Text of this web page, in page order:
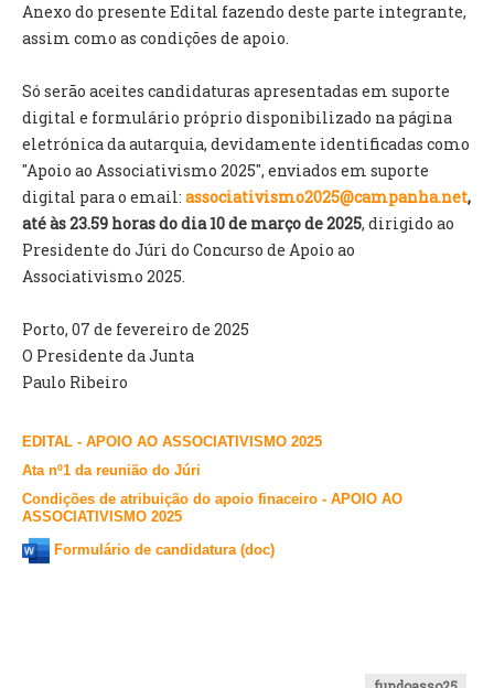
Anexo do presente Edital fazendo deste parte integrante,
assim como as condições de apoio.
Só serão aceites candidaturas apresentadas em suporte
digital e formulário próprio disponibilizado na página
eletrónica da autarquia, devidamente identificadas como
"Apoio ao Associativismo 2025", enviados em suporte
digital para o email: associativismo2025@campanha.net,
até às 23.59 horas do dia 10 de março de 2025, dirigido ao
Presidente do Júri do Concurso de Apoio ao
Associativismo 2025.
Porto, 07 de fevereiro de 2025
O Presidente da Junta
Paulo Ribeiro
EDITAL - APOIO AO ASSOCIATIVISMO 2025
Ata nº1 da reunião do Júri
Condições de atribuição do apoio finaceiro - APOIO AO
ASSOCIATIVISMO 2025
Formulário de candidatura (doc)